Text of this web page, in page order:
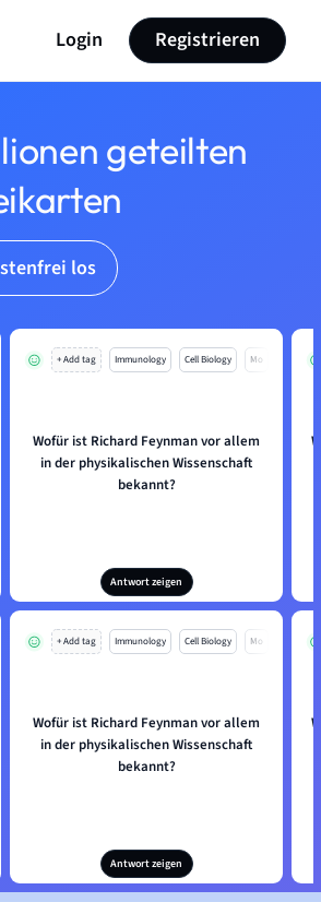
Login Registrieren
geteilten
los
+ Add tag Immunology Cell Biology Mo
Wofür ist Richard Feynman vor allem
in der physikalischen Wissenschaft
bekannt?
Antwort zeigen
+ Add tag Immunology Cell Biology Mo
Wofür ist Richard Feynman vor allem
in der physikalischen Wissenschaft
bekannt?
Antwort zeigen